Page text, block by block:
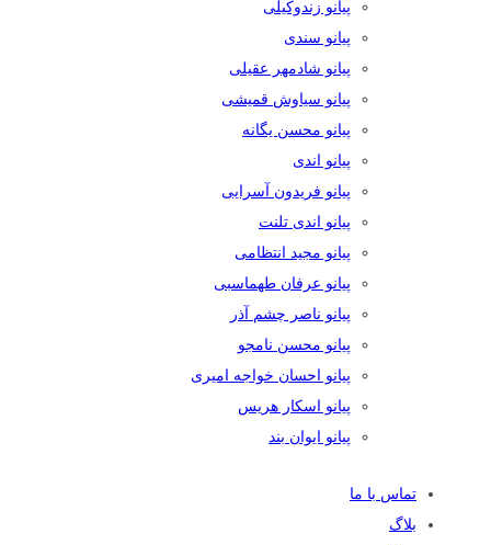
پیانو زندوکیلی
پیانو سندی
پیانو شادمهر عقیلی
پیانو سیاوش قمیشی
پیانو محسن یگانه
پیانو اندی
پیانو فریدون آسرایی
پیانو اندی تلنت
پیانو مجید انتظامی
پیانو عرفان طهماسبی
پیانو ناصر چشم آذر
پیانو محسن نامجو
پیانو احسان خواجه امیری
پیانو اسکار هریس
پیانو ایوان بند
تماس با ما
بلاگ